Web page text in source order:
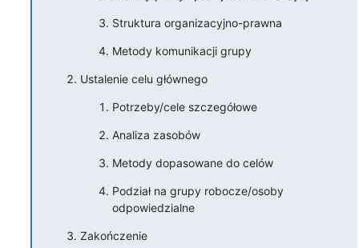
Struktura organizacyjno-prawna
Metody komunikacji grupy
Ustalenie celu głównego
Potrzeby/cele szczegółowe
Analiza zasobów
Metody dopasowane do celów
Podział na grupy robocze/osoby
odpowiedzialne
Zakończenie